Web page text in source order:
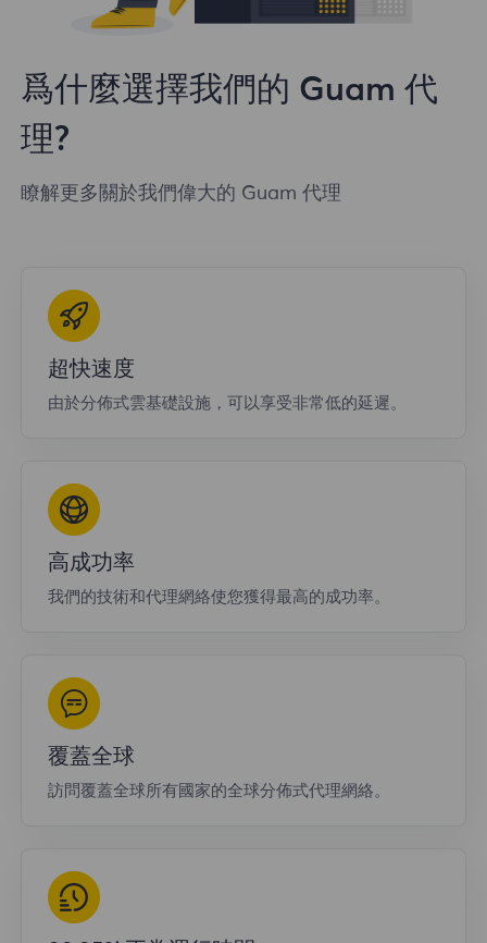
爲什麼選擇我們的 Guam 代
理?
瞭解更多關於我們偉大的 Guam 代理
超快速度
由於分佈式雲基礎設施，可以享受非常低的延遲。
高成功率
我們的技術和代理網絡使您獲得最高的成功率。
覆蓋全球
訪問覆蓋全球所有國家的全球分佈式代理網絡。